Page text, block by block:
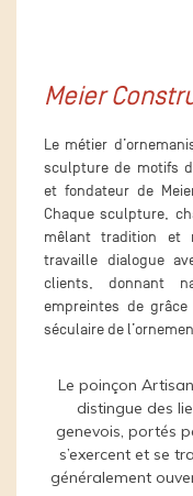
Meier
Le métier
sculpture de motifs
et fondateur de
Chaque sculpture,
mêlant tradition et
travaille dialogue
clients, donnant
empreintes de
séculaire de
Le poinçon
distingue des
genevois, portés
s’exercent et se
généralement